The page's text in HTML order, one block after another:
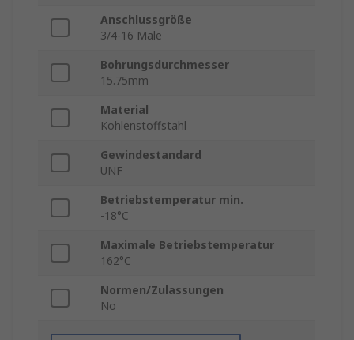
Anschlussgröße
3/4-16 Male
Bohrungsdurchmesser
15.75mm
Material
Kohlenstoffstahl
Gewindestandard
UNF
Betriebstemperatur min.
-18°C
Maximale Betriebstemperatur
162°C
Normen/Zulassungen
No